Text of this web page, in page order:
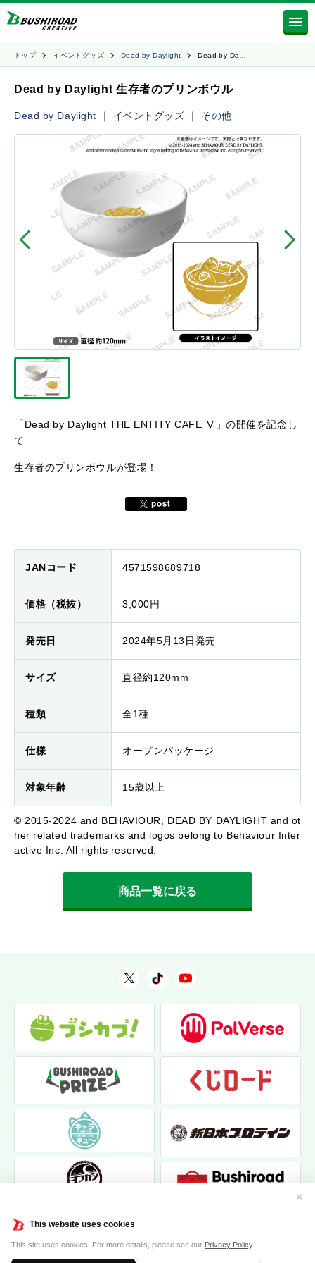
This website uses cookies
This site uses cookies. For more details, please see our Privacy Policy.
✕
トップ イベントグッズ Dead by Daylight Dead by Da…
Dead by Daylight 生存者のプリンボウル
Dead by Daylight ｜ イベントグッズ ｜ その他
「Dead by Daylight THE ENTITY CAFE Ⅴ」の開催を記念し
て
生存者のプリンボウルが登場！
JANコード 4571598689718
価格（税抜） 3,000円
発売日 2024年5月13日発売
サイズ 直径約120mm
種類 全1種
仕様 オープンパッケージ
対象年齢 15歳以上
© 2015-2024 and BEHAVIOUR, DEAD BY DAYLIGHT and ot
her related trademarks and logos belong to Behaviour Inter
active Inc. All rights reserved.
商品一覧に戻る